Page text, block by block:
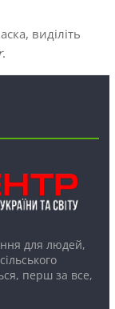
виділіть
.
для людей,
перш за все,